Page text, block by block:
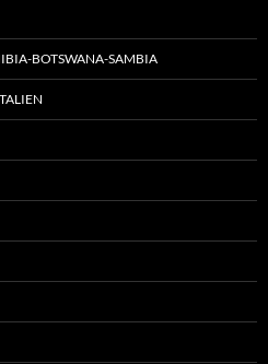
BOTSWANA-SAMBIA